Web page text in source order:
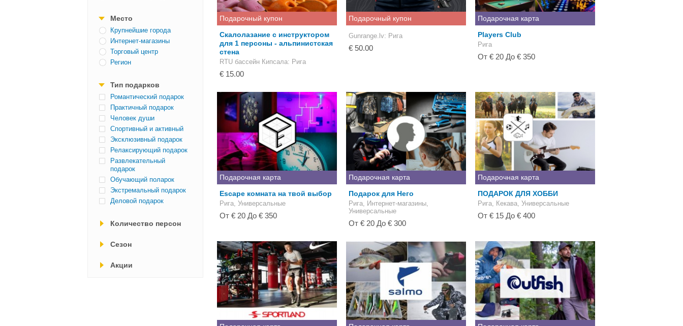
Место
Крупнейшие города
Интернет-магазины
Торговый центр
Регион
Тип подарков
Романтический подарок
Практичный подарок
Человек души
Спортивный и активный
Эксклюзивный подарок
Релаксирующий подарок
Развлекательный
подарок
Обучающий поларок
Экстремальный подарок
Деловой подарок
Количество персон
Cезон
Акции
Подарочный купон
Скалолазание с инструктором
для 1 персоны - альпинистская
стена
RTU бассейн Кипсала: Рига
€ 15.00
Подарочный купон
Gunrange.lv: Рига
€ 50.00
Подарочная карта
Players Club
Рига
От € 20 До € 350
Подарочная карта
Escape комната на твой выбор
Рига, Универсальные
От € 20 До € 350
Подарочная карта
Подарок для Него
Рига, Интернет-магазины,
Универсальные
От € 20 До € 300
Подарочная карта
ПОДАРОК ДЛЯ ХОББИ
Рига, Кекава, Универсальные
От € 15 До € 400